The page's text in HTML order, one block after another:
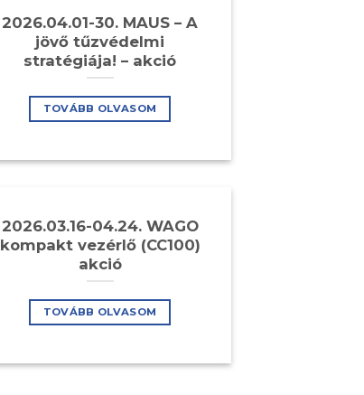
2026.04.01-30. MAUS – A
jövő tűzvédelmi
stratégiája! – akció
TOVÁBB OLVASOM
2026.03.16-04.24. WAGO
kompakt vezérlő (CC100)
akció
TOVÁBB OLVASOM